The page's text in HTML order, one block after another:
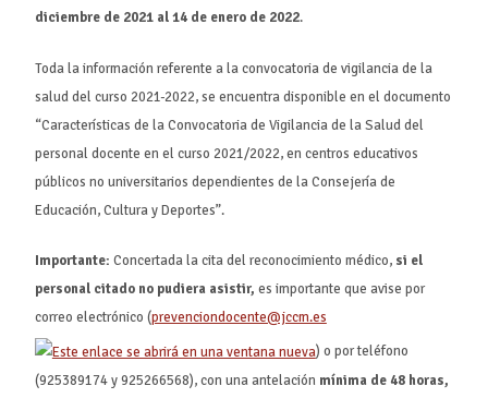
diciembre de 2021 al 14 de enero de 2022.
Toda la información referente a la convocatoria de vigilancia de la
salud del curso 2021-2022, se encuentra disponible en el documento
“Características de la Convocatoria de Vigilancia de la Salud del
personal docente en el curso 2021/2022, en centros educativos
públicos no universitarios dependientes de la Consejería de
Educación, Cultura y Deportes”.
Importante: Concertada la cita del reconocimiento médico, si el
personal citado no pudiera asistir, es importante que avise por
correo electrónico (prevenciondocente@jccm.es
) o por teléfono
(925389174 y 925266568), con una antelación mínima de 48 horas,